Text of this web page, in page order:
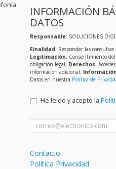
INFORMACIÓN
DATOS
Responsable: SOLUCIONES
Finalidad: Responder las
Legitimación: Consentimiento
obligación legal; Derechos:
información adicional;
Datos en nuestra Política de
He leído y acepto la
Contacto
Política Privacidad